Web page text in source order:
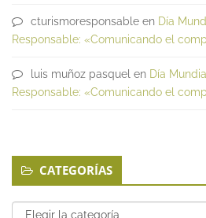
cturismoresponsable en Día
Responsable: «Comunicando el
luis muñoz pasquel en Día
Responsable: «Comunicando el
CATEGORÍAS
Categorías